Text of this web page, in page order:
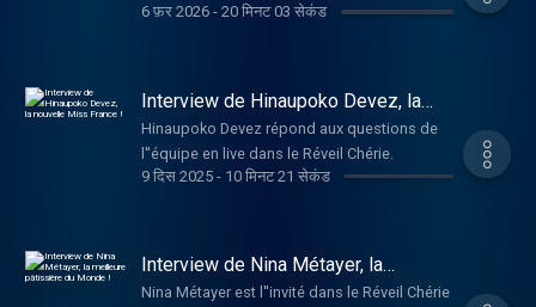
6 फ़र 2026- 20 मिनट 03 सेकंड
Interview de Hinaupoko Devez, la
nouvelle Miss France !
Hinaupoko Devez répond aux questions de
l''équipe en live dans le Réveil Chérie.
9 दिस 2025- 10 मिनट 21 सेकंड
Interview de Nina Métayer, la
meilleure pâtissière du Monde !
Nina Métayer est l''invité dans le Réveil Chérie